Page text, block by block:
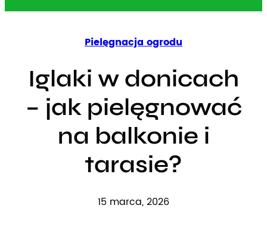
Pielęgnacja ogrodu
Iglaki w donicach
– jak pielęgnować
na balkonie i
tarasie?
15 marca, 2026